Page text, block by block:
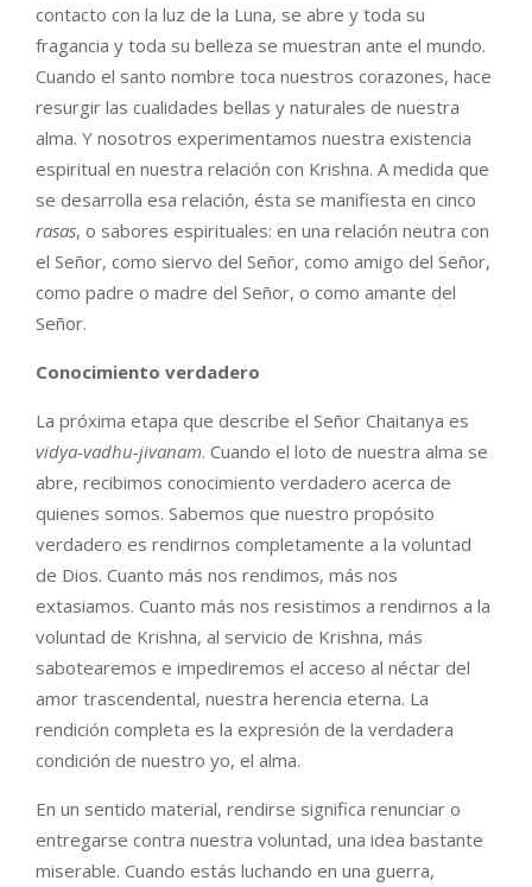
contacto con la luz de la Luna, se abre y toda su
fragancia y toda su belleza se muestran ante el mundo.
Cuando el santo nombre toca nuestros corazones, hace
resurgir las cualidades bellas y naturales de nuestra
alma. Y nosotros experimentamos nuestra existencia
espiritual en nuestra relación con Krishna. A medida que
se desarrolla esa relación, ésta se manifiesta en cinco
rasas, o sabores espirituales: en una relación neutra con
el Señor, como siervo del Señor, como amigo del Señor,
como padre o madre del Señor, o como amante del
Señor.
Conocimiento verdadero
La próxima etapa que describe el Señor Chaitanya es
vidya-vadhu-jivanam. Cuando el loto de nuestra alma se
abre, recibimos conocimiento verdadero acerca de
quienes somos. Sabemos que nuestro propósito
verdadero es rendirnos completamente a la voluntad
de Dios. Cuanto más nos rendimos, más nos
extasiamos. Cuanto más nos resistimos a rendirnos a la
voluntad de Krishna, al servicio de Krishna, más
sabotearemos e impediremos el acceso al néctar del
amor trascendental, nuestra herencia eterna. La
rendición completa es la expresión de la verdadera
condición de nuestro yo, el alma.
En un sentido material, rendirse significa renunciar o
entregarse contra nuestra voluntad, una idea bastante
miserable. Cuando estás luchando en una guerra,